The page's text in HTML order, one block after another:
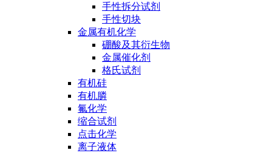
手性拆分试剂
手性切块
金属有机化学
硼酸及其衍生物
金属催化剂
格氏试剂
有机硅
有机膦
氟化学
缩合试剂
点击化学
离子液体